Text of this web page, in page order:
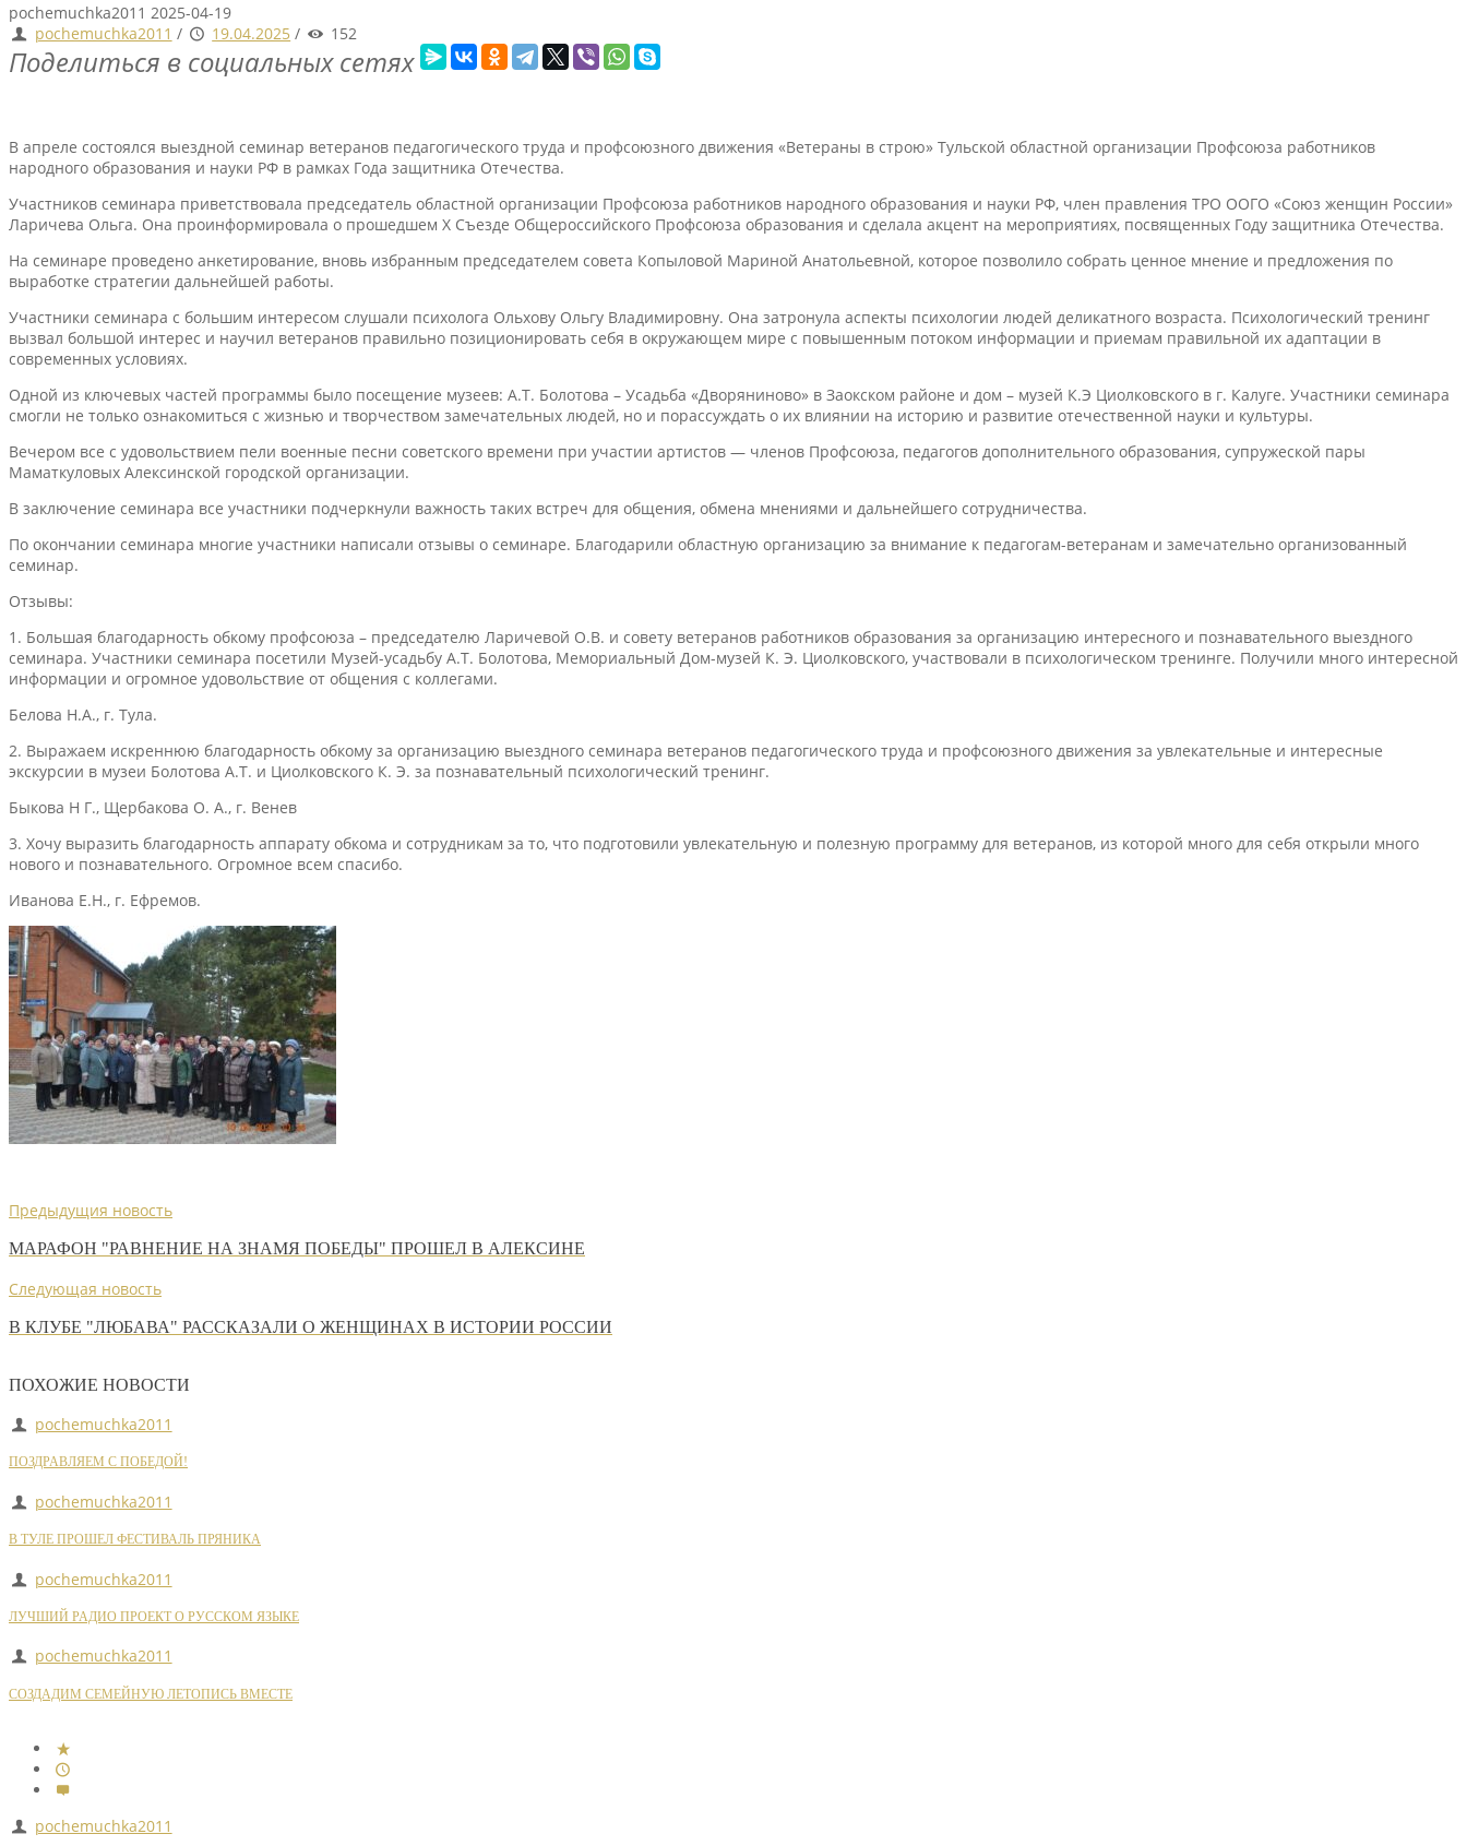
pochemuchka2011 2025-04-19
pochemuchka2011 / 19.04.2025 / 152
Поделиться в социальных сетях
В апреле состоялся выездной семинар ветеранов педагогического труда и профсоюзного движения «Ветераны в строю» Тульской областной организации Профсоюза работников
народного образования и науки РФ в рамках Года защитника Отечества.
Участников семинара приветствовала председатель областной организации Профсоюза работников народного образования и науки РФ, член правления ТРО ООГО «Союз женщин России»
Ларичева Ольга. Она проинформировала о прошедшем Х Съезде Общероссийского Профсоюза образования и сделала акцент на мероприятиях, посвященных Году защитника Отечества.
На семинаре проведено анкетирование, вновь избранным председателем совета Копыловой Мариной Анатольевной, которое позволило собрать ценное мнение и предложения по
выработке стратегии дальнейшей работы.
Участники семинара с большим интересом слушали психолога Ольхову Ольгу Владимировну. Она затронула аспекты психологии людей деликатного возраста. Психологический тренинг
вызвал большой интерес и научил ветеранов правильно позиционировать себя в окружающем мире с повышенным потоком информации и приемам правильной их адаптации в
современных условиях.
Одной из ключевых частей программы было посещение музеев: А.Т. Болотова – Усадьба «Дворяниново» в Заокском районе и дом – музей К.Э Циолковского в г. Калуге. Участники семинара
смогли не только ознакомиться с жизнью и творчеством замечательных людей, но и порассуждать о их влиянии на историю и развитие отечественной науки и культуры.
Вечером все с удовольствием пели военные песни советского времени при участии артистов — членов Профсоюза, педагогов дополнительного образования, супружеской пары
Маматкуловых Алексинской городской организации.
В заключение семинара все участники подчеркнули важность таких встреч для общения, обмена мнениями и дальнейшего сотрудничества.
По окончании семинара многие участники написали отзывы о семинаре. Благодарили областную организацию за внимание к педагогам-ветеранам и замечательно организованный
семинар.
Отзывы:
1. Большая благодарность обкому профсоюза – председателю Ларичевой О.В. и совету ветеранов работников образования за организацию интересного и познавательного выездного
семинара. Участники семинара посетили Музей-усадьбу А.Т. Болотова, Мемориальный Дом-музей К. Э. Циолковского, участвовали в психологическом тренинге. Получили много интересной
информации и огромное удовольствие от общения с коллегами.
Белова Н.А., г. Тула.
2. Выражаем искреннюю благодарность обкому за организацию выездного семинара ветеранов педагогического труда и профсоюзного движения за увлекательные и интересные
экскурсии в музеи Болотова А.Т. и Циолковского К. Э. за познавательный психологический тренинг.
Быкова Н Г., Щербакова О. А., г. Венев
3. Хочу выразить благодарность аппарату обкома и сотрудникам за то, что подготовили увлекательную и полезную программу для ветеранов, из которой много для себя открыли много
нового и познавательного. Огромное всем спасибо.
Иванова Е.Н., г. Ефремов.
Предыдущия новость
МАРАФОН "РАВНЕНИЕ НА ЗНАМЯ ПОБЕДЫ" ПРОШЕЛ В АЛЕКСИНЕ
Следующая новость
В КЛУБЕ "ЛЮБАВА" РАССКАЗАЛИ О ЖЕНЩИНАХ В ИСТОРИИ РОССИИ
ПОХОЖИЕ НОВОСТИ
pochemuchka2011
ПОЗДРАВЛЯЕМ С ПОБЕДОЙ!
pochemuchka2011
В ТУЛЕ ПРОШЕЛ ФЕСТИВАЛЬ ПРЯНИКА
pochemuchka2011
ЛУЧШИЙ РАДИО ПРОЕКТ О РУССКОМ ЯЗЫКЕ
pochemuchka2011
СОЗДАДИМ СЕМЕЙНУЮ ЛЕТОПИСЬ ВМЕСТЕ
pochemuchka2011